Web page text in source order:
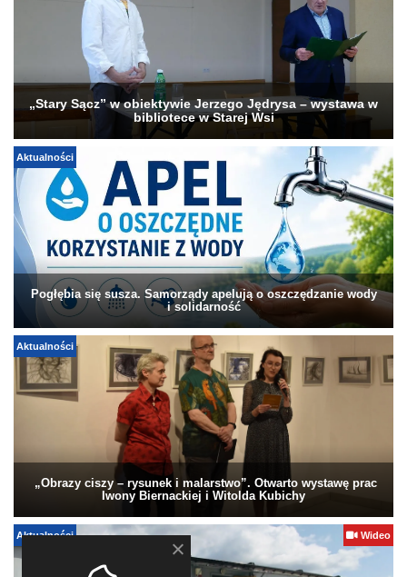
„Stary Sącz” w obiektywie Jerzego Jędrysa – wystawa w
bibliotece w Starej Wsi
Aktualności
Pogłębia się susza. Samorządy apelują o oszczędzanie wody
i solidarność
Aktualności
„Obrazy ciszy – rysunek i malarstwo”. Otwarto wystawę prac
Iwony Biernackiej i Witolda Kubichy
Aktualności Wideo